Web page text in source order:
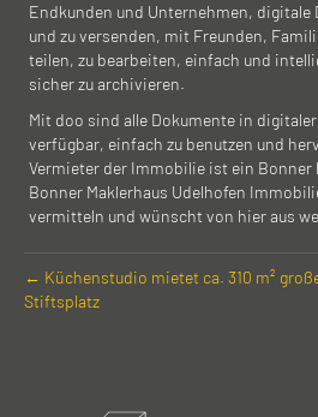
Endkunden und Unternehmen, digitale
und zu versenden, mit Freunden,
teilen, zu bearbeiten, einfach und
sicher zu archivieren.
Mit doo sind alle Dokumente in
verfügbar, einfach zu benutzen und
Vermieter der Immobilie ist ein Bonner
Bonner Maklerhaus Udelhofen
vermitteln und wünscht von hier aus
← Küchen­studio mietet ca. 310 m²
Stiftsplatz